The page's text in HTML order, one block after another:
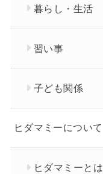
暮らし・生活
習い事
子ども関係
ヒダマミーについて
ヒダマミーとは